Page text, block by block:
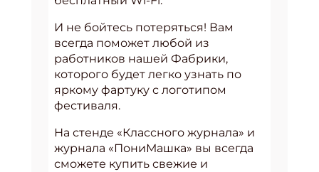
И не бойтесь потеряться! Вам
всегда поможет любой из
работников нашей Фабрики,
которого будет легко узнать по
яркому фартуку с логотипом
фестиваля.
На стенде «Классного журнала» и
журнала «ПониМашка» вы всегда
сможете купить свежие и